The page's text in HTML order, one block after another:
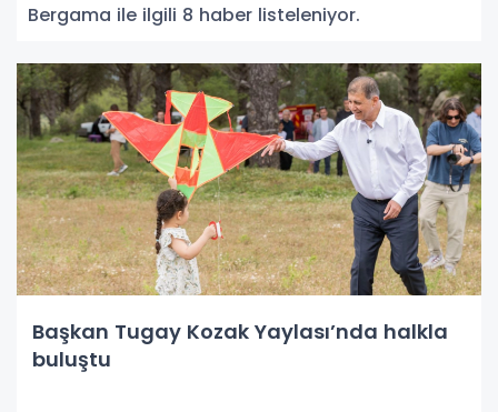
Bergama ile ilgili 8 haber listeleniyor.
Başkan Tugay Kozak Yaylası’nda halkla
buluştu